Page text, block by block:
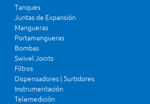
Tanques
Juntas de Expansión
Mangueras
Portamangueras
Bombas
Swivel Joints
Filtros
Dispensadores | Surtidores
Instrumentación
Telemedición